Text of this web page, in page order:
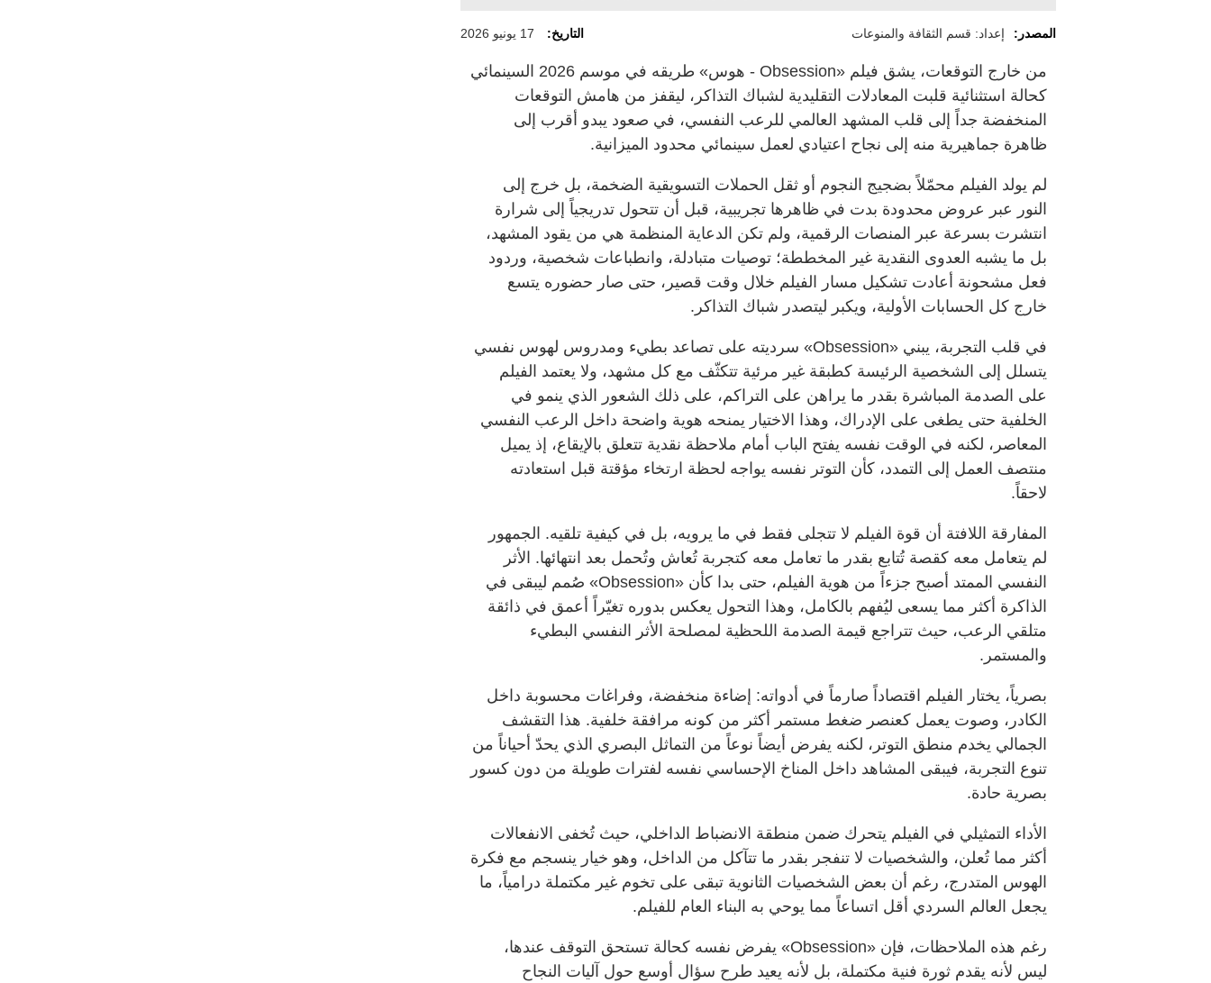
المصدر: إعداد: قسم الثقافة والمنوعات التاريخ: 17 يونيو 2026
من خارج التوقعات، يشق فيلم «Obsession - هوس» طريقه في موسم 2026 السينمائي
كحالة استثنائية قلبت المعادلات التقليدية لشباك التذاكر، ليقفز من هامش التوقعات
المنخفضة جداً إلى قلب المشهد العالمي للرعب النفسي، في صعود يبدو أقرب إلى
ظاهرة جماهيرية منه إلى نجاح اعتيادي لعمل سينمائي محدود الميزانية.
لم يولد الفيلم محمّلاً بضجيج النجوم أو ثقل الحملات التسويقية الضخمة، بل خرج إلى
النور عبر عروض محدودة بدت في ظاهرها تجريبية، قبل أن تتحول تدريجياً إلى شرارة
انتشرت بسرعة عبر المنصات الرقمية، ولم تكن الدعاية المنظمة هي من يقود المشهد،
بل ما يشبه العدوى النقدية غير المخططة؛ توصيات متبادلة، وانطباعات شخصية، وردود
فعل مشحونة أعادت تشكيل مسار الفيلم خلال وقت قصير، حتى صار حضوره يتسع
خارج كل الحسابات الأولية، ويكبر ليتصدر شباك التذاكر.
في قلب التجربة، يبني «Obsession» سرديته على تصاعد بطيء ومدروس لهوس نفسي
يتسلل إلى الشخصية الرئيسة كطبقة غير مرئية تتكثّف مع كل مشهد، ولا يعتمد الفيلم
على الصدمة المباشرة بقدر ما يراهن على التراكم، على ذلك الشعور الذي ينمو في
الخلفية حتى يطغى على الإدراك، وهذا الاختيار يمنحه هوية واضحة داخل الرعب النفسي
المعاصر، لكنه في الوقت نفسه يفتح الباب أمام ملاحظة نقدية تتعلق بالإيقاع، إذ يميل
منتصف العمل إلى التمدد، كأن التوتر نفسه يواجه لحظة ارتخاء مؤقتة قبل استعادته
لاحقاً.
المفارقة اللافتة أن قوة الفيلم لا تتجلى فقط في ما يرويه، بل في كيفية تلقيه. الجمهور
لم يتعامل معه كقصة تُتابع بقدر ما تعامل معه كتجربة تُعاش وتُحمل بعد انتهائها. الأثر
النفسي الممتد أصبح جزءاً من هوية الفيلم، حتى بدا كأن «Obsession» صُمم ليبقى في
الذاكرة أكثر مما يسعى ليُفهم بالكامل، وهذا التحول يعكس بدوره تغيّراً أعمق في ذائقة
متلقي الرعب، حيث تتراجع قيمة الصدمة اللحظية لمصلحة الأثر النفسي البطيء
والمستمر.
بصرياً، يختار الفيلم اقتصاداً صارماً في أدواته: إضاءة منخفضة، وفراغات محسوبة داخل
الكادر، وصوت يعمل كعنصر ضغط مستمر أكثر من كونه مرافقة خلفية. هذا التقشف
الجمالي يخدم منطق التوتر، لكنه يفرض أيضاً نوعاً من التماثل البصري الذي يحدّ أحياناً من
تنوع التجربة، فيبقى المشاهد داخل المناخ الإحساسي نفسه لفترات طويلة من دون كسور
بصرية حادة.
الأداء التمثيلي في الفيلم يتحرك ضمن منطقة الانضباط الداخلي، حيث تُخفى الانفعالات
أكثر مما تُعلن، والشخصيات لا تنفجر بقدر ما تتآكل من الداخل، وهو خيار ينسجم مع فكرة
الهوس المتدرج، رغم أن بعض الشخصيات الثانوية تبقى على تخوم غير مكتملة درامياً، ما
يجعل العالم السردي أقل اتساعاً مما يوحي به البناء العام للفيلم.
رغم هذه الملاحظات، فإن «Obsession» يفرض نفسه كحالة تستحق التوقف عندها،
ليس لأنه يقدم ثورة فنية مكتملة، بل لأنه يعيد طرح سؤال أوسع حول آليات النجاح